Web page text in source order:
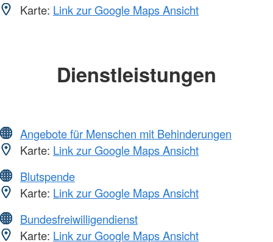
Karte: Link zur Google Maps Ansicht
Dienstleistungen
Angebote für Menschen mit Behinderungen
Karte: Link zur Google Maps Ansicht
Blutspende
Karte: Link zur Google Maps Ansicht
Bundesfreiwilligendienst
Karte: Link zur Google Maps Ansicht